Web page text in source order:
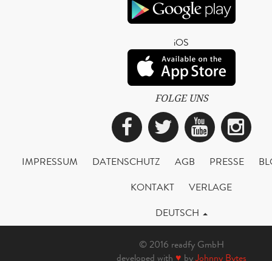
iOS
FOLGE UNS
Facebook
Twitter
IMPRESSUM DATENSCHUTZ AGB PRESSE
KONTAKT
VERLAGE
DEUTSCH
© 2016 readfy GmbH
developed with ♥ byJohnny Bytes